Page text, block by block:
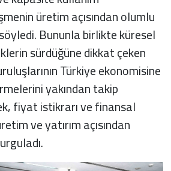
üretim açısından olumlu
Bununla birlikte küresel
sürdüğüne dikkat çeken
Türkiye ekonomisine
yakından takip
fiyat istikrarı ve finansal
ve yatırım açısından